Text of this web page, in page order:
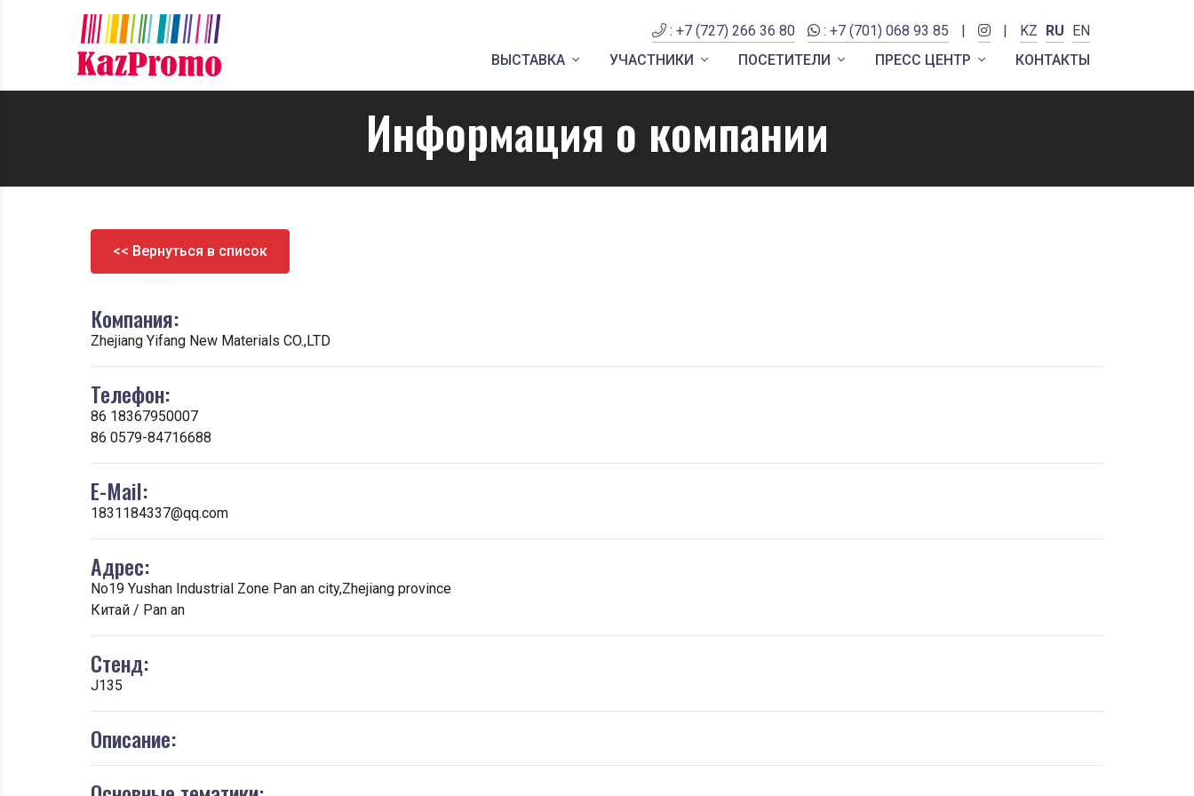
: +7 (727) 266 36 80 : +7 (701) 068 93 85 | | KZ RU EN
ВЫСТАВКА
УЧАСТНИКИ ПОСЕТИТЕЛИ ПРЕСС ЦЕНТР КОНТАКТЫ
Информация о компании
<< Вернуться в список
Компания:
Zhejiang Yifang New Materials CO.,LTD
Телефон:
86 18367950007
86 0579-84716688
E-Mail:
1831184337@qq.com
Адрес:
No19 Yushan Industrial Zone Pan an city,Zhejiang province
Китай / Pan an
Стенд:
J135
Описание: